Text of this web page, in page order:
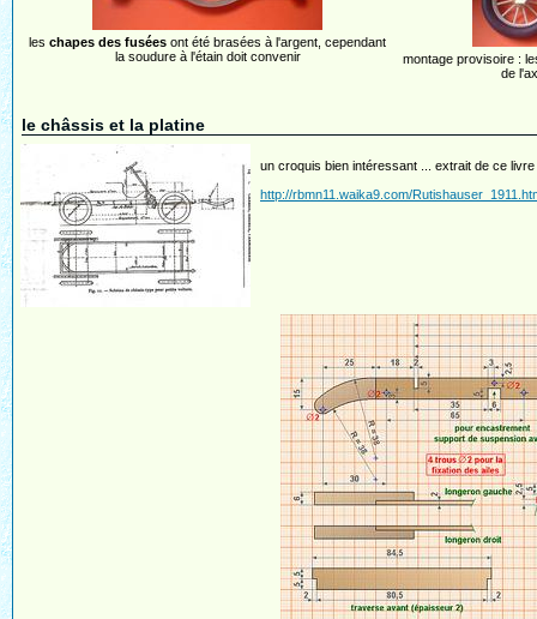
les chapes des fusées ont été brasées à l'argent, cependant
la soudure à l'étain doit convenir
montage provisoire :
de
le châssis et la platine
un croquis bien intéressant ... extrait de ce
http://rbmn11.waika9.com/